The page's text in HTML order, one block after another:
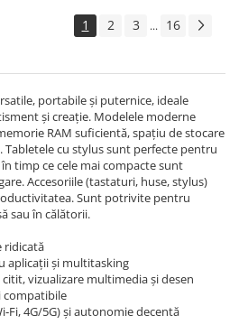
1 2 3 ... 16
portabile și puternice, ideale
și creație. Modelele moderne
RAM suficientă, spațiu de stocare
Tabletele cu stylus sunt perfecte pentru
timp ce cele mai compacte sunt
Accesoriile (tastaturi, huse, stylus)
Sunt potrivite pentru
sau în călătorii.
ridicată
aplicații și multitasking
vizualizare multimedia și desen
compatibile
4G/5G) și autonomie decentă